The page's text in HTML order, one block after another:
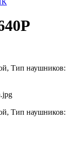
Тип наушников:
Тип наушников: